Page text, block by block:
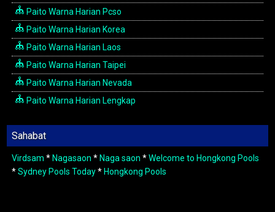
Paito Warna Harian Pcso
Paito Warna Harian Korea
Paito Warna Harian Laos
Paito Warna Harian Taipei
Paito Warna Harian Nevada
Paito Warna Harian Lengkap
Sahabat
Virdsam * Nagasaon * Naga saon *Welcome to Hongkong Pools
*Sydney Pools Today* Hongkong Pools